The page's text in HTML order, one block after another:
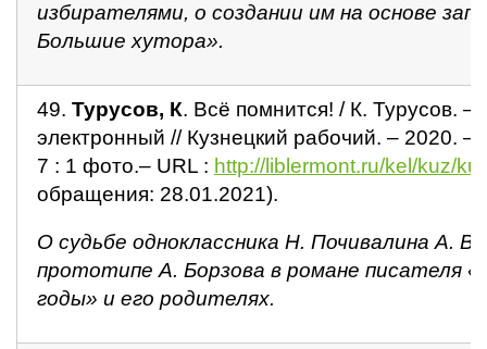
избирателями, о создании им на основе
Большие хутора».
49. Турусов, К. Всё помнится! / К. Турусов. –
электронный // Кузнецкий рабочий. – 2020.
7 : 1 фото.– URL : http://liblermont.ru/kel/kuz/
обращения: 28.01.2021).
О судьбе одноклассника Н. Почивалина А. В.
прототипе А. Борзова в романе писателя
годы» и его родителях.